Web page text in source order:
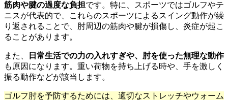
筋肉や腱の過度な負担です。特に、スポーツではゴルフやテ
ニスが代表的で、これらのスポーツによるスイング動作が繰
り返されることで、肘周辺の筋肉や腱が損傷し、炎症が起こ
ることがあります。
また、
日常生活での力の入れすぎや、肘を使った無理な動作
も原因になります。重い荷物を持ち上げる時や、手を激しく
振る動作などが該当します。
ゴルフ肘を予防するためには、適切なストレッチやウォーム